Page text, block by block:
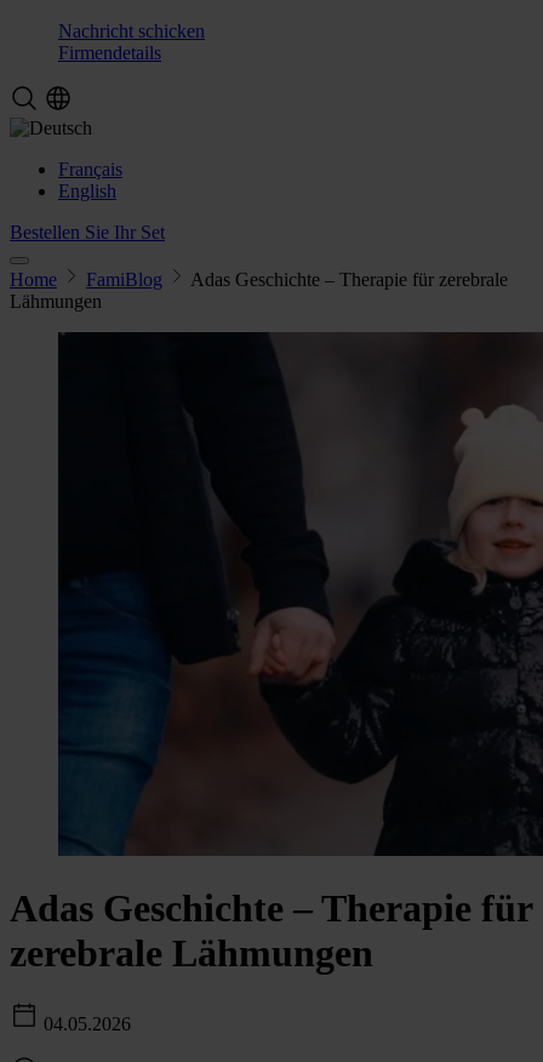
Nachricht schicken
Firmendetails
Français
English
Bestellen Sie Ihr Set
Home FamiBlog
Adas Geschichte – Therapie für zerebrale
Lähmungen
Adas Geschichte – Therapie für
zerebrale Lähmungen
04.05.2026